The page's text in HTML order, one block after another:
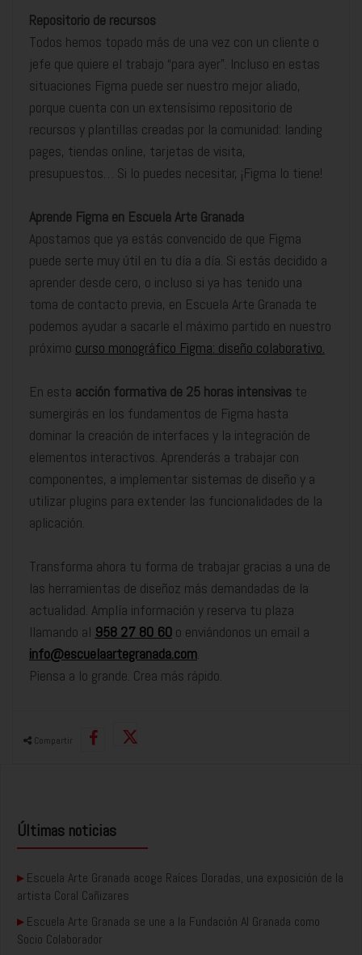
Repositorio de recursos
Todos hemos topado más de una vez con un cliente o
jefe que quiere el trabajo “para ayer”. Incluso en estas
situaciones Figma puede ser nuestro mejor aliado,
porque cuenta con un extensísimo repositorio de
recursos y plantillas creadas por la comunidad: landing
pages, tiendas online, tarjetas de visita,
presupuestos… Si lo puedes necesitar, ¡Figma lo tiene!
Aprende Figma en Escuela Arte Granada
Apostamos que ya estás convencido de que Figma
puede serte muy útil en tu día a día. Si estás decidido a
aprender desde cero, o incluso si ya has tenido una
toma de contacto previa, en Escuela Arte Granada te
podemos ayudar a sacarle el máximo partido en nuestro
próximo curso monográfico Figma: diseño colaborativo.
En esta acción formativa de 25 horas intensivas te
sumergirás en los fundamentos de Figma hasta
dominar la creación de interfaces y la integración de
elementos interactivos. Aprenderás a trabajar con
componentes, a implementar sistemas de diseño y a
utilizar plugins para extender las funcionalidades de la
aplicación.
Transforma ahora tu forma de trabajar gracias a una de
las herramientas de diseñoz más demandadas de la
actualidad. Amplía información y reserva tu plaza
llamando al 958 27 80 60 o enviándonos un email a
info@escuelaartegranada.com.
Piensa a lo grande. Crea más rápido.
Compartir
Últimas noticias
▸Escuela Arte Granada acoge Raíces Doradas, una exposición de la
artista Coral Cañizares
▸Escuela Arte Granada se une a la Fundación AI Granada como
Socio Colaborador